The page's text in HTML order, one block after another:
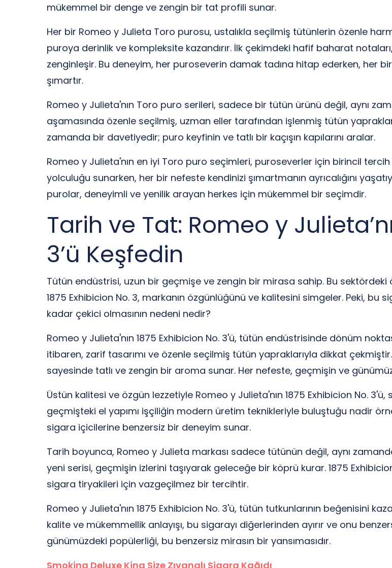
mükemmel bir denge ve zengin bir tat profili sunar.
Her bir Romeo y Julieta Toro purosu, ustalıkla seçilmiş tütünlerin özenle
puroya derinlik ve kompleksite kazandırır. İlk çekimdeki hafif baharat
zenginleşir. Bu deneyim, her puroseverin damak tadına hitap ederken, her
şımartır.
Romeo y Julieta'nın Toro puro serileri, sadece bir tütün ürünü değil, aynı
aşamasında özenle seçilmiş, uzman eller tarafından işlenmiş tütün
zamanda bir davetiyedir; puro keyfinin ve tatlı bir kaçışın kapılarını aralar.
Romeo y Julieta'nın en iyi Toro puro seçimleri, puroseverler için birincil
yolculuğu sunarken, her bir nefeste kendinizi şımartmanın ayrıcalığını
purolar, deneyimli ve yenilik arayan herkes için mükemmel bir seçimdir.
Tarih ve Tat: Romeo y
3’ü Keşfedin
Tütün endüstrisi, uzun bir geçmişe ve zengin bir mirasa sahip. Bu sektördeki
1875 Exhibicion No. 3, markanın özgünlüğünü ve kalitesini simgeler. Peki,
kadar çekici olmasının nedeni nedir?
Romeo y Julieta'nın 1875 Exhibicion No. 3'ü, tütün endüstrisinde dönüm
itibaren, zarif tasarımı ve özenle seçilmiş tütün yapraklarıyla dikkat
sayesinde tatlı ve zengin bir aroma sunar. Her nefeste, geçmişin ve
Üstün kalitesi ve özgün lezzetiyle Romeo y Julieta'nın 1875 Exhibicion No.
geçmişteki el yapımı işçiliğin modern üretim teknikleriyle buluştuğu nadir
sigara içicilerine benzersiz bir deneyim sunar.
Tarih boyunca, Romeo y Julieta markası sadece tütünün değil, aynı
yeni serisi, geçmişin izlerini taşıyarak geleceğe bir köprü kurar. 1875
sigara tiryakileri için vazgeçilmez bir tercihtir.
Romeo y Julieta'nın 1875 Exhibicion No. 3'ü, tütün tutkunlarının beğenisini
kalite ve mükemmellik anlayışı, bu sigarayı diğerlerinden ayırır ve onu
günümüzdeki popülerliği, bu benzersiz mirasın bir yansımasıdır.
Smoking Deluxe King Size Zıvanalı Sigara Kağıdı